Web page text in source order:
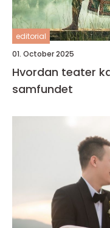
editorial
01. October 2025
Hvordan teater
samfundet